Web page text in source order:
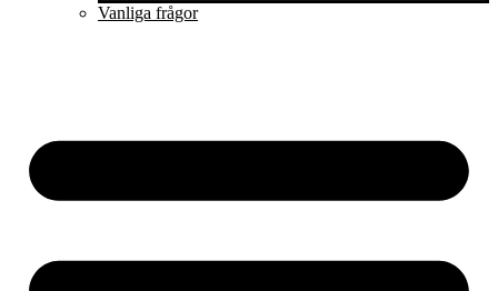
Vanliga frågor